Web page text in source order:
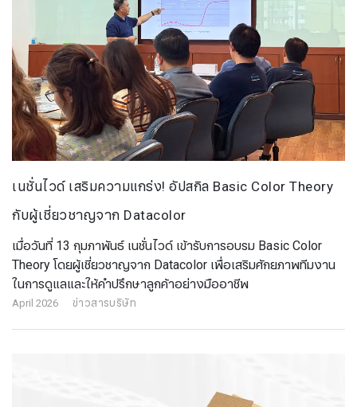
เนชั่นไวด์ เสริมความแกร่ง! อัปสกิล Basic Color Theory
กับผู้เชี่ยวชาญจาก Datacolor
เมื่อวันที่ 13 กุมภาพันธ์ เนชั่นไวด์ เข้ารับการอบรม Basic Color
Theory โดยผู้เชี่ยวชาญจาก Datacolor เพื่อเสริมศักยภาพทีมงาน
ในการดูแลและให้คำปรึกษาลูกค้าอย่างมืออาชีพ
April 2026 ข่าวสารบริษัท